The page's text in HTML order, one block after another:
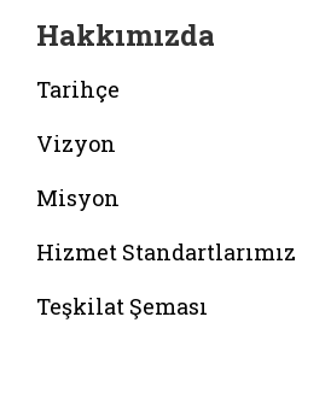
Hakkımızda
Tarihçe
Vizyon
Misyon
Hizmet Standartlarımız
Teşkilat Şeması